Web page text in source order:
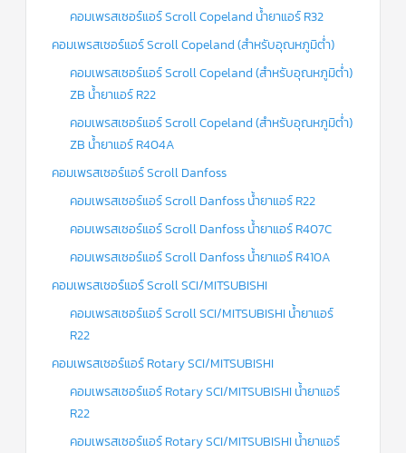
คอมเพรสเซอร์แอร์ Scroll Copeland น้ำยาแอร์ R32
คอมเพรสเซอร์แอร์ Scroll Copeland (สำหรับอุณหภูมิต่ำ)
คอมเพรสเซอร์แอร์ Scroll Copeland (สำหรับอุณหภูมิต่ำ)
ZB น้ำยาแอร์ R22
คอมเพรสเซอร์แอร์ Scroll Copeland (สำหรับอุณหภูมิต่ำ)
ZB น้ำยาแอร์ R404A
คอมเพรสเซอร์แอร์ Scroll Danfoss
คอมเพรสเซอร์แอร์ Scroll Danfoss น้ำยาแอร์ R22
คอมเพรสเซอร์แอร์ Scroll Danfoss น้ำยาแอร์ R407C
คอมเพรสเซอร์แอร์ Scroll Danfoss น้ำยาแอร์ R410A
คอมเพรสเซอร์แอร์ Scroll SCI/MITSUBISHI
คอมเพรสเซอร์แอร์ Scroll SCI/MITSUBISHI น้ำยาแอร์
R22
คอมเพรสเซอร์แอร์ Rotary SCI/MITSUBISHI
คอมเพรสเซอร์แอร์ Rotary SCI/MITSUBISHI น้ำยาแอร์
R22
คอมเพรสเซอร์แอร์ Rotary SCI/MITSUBISHI น้ำยาแอร์